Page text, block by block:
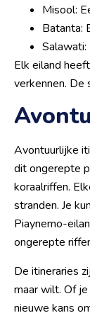
Misool:
Batanta:
Elk eiland
verkennen. De
Avontuurlijke
dit ongerepte
koraalriffen.
stranden. Je
Piaynemo-
ongerepte
De itineraries
maar wilt. Of
nieuwe kans